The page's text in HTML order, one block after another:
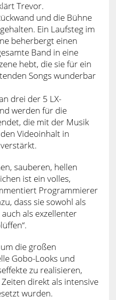
Trevor.
und die Bühne
Ein Laufsteg im
beherbergt einen
Band in eine
hebt, die sie für ein
Songs wunderbar
drei der 5 LX-
werden für die
die mit der Musik
Videoinhalt in
sauberen, hellen
ist ein volles,
Programmierer
dass sie sowohl als
als exzellenter
die großen
Gobo-Looks und
zu realisieren,
direkt als intensive
wurden.